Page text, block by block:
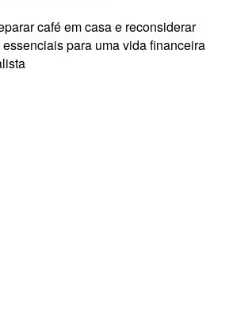
café em casa e reconsiderar
para uma vida financeira